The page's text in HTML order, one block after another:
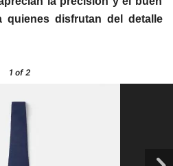
quienes disfrutan del detalle
1of 2